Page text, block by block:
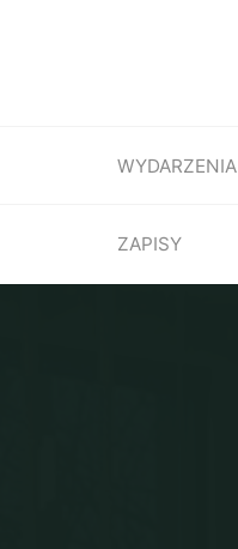
WYDARZENIA
ZAPISY